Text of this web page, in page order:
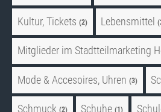
Kultur, Tickets (2) Lebensmittel
Mitglieder im Stadtteilmarketing
Mode & Accesoires, Uhren (3)
Schmuck (2) Schuhe (1)